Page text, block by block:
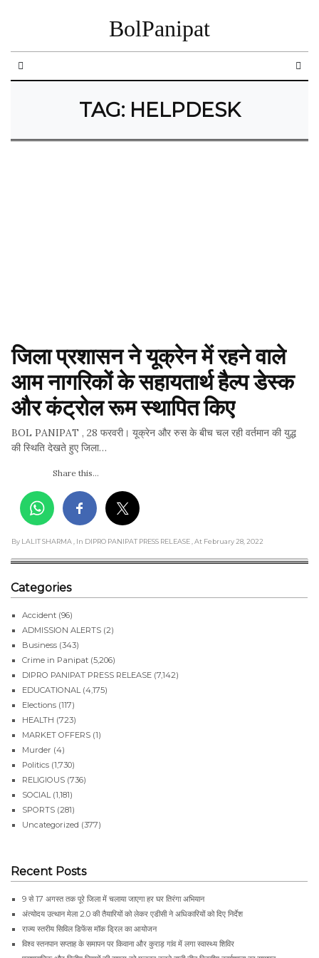
BolPanipat
TAG: HELPDESK
जिला प्रशासन ने यूक्रेन में रहने वाले
आम नागरिकों के सहायतार्थ हैल्प डेस्क
और कंट्रोल रूम स्थापित किए
BOL PANIPAT , 28 फरवरी। यूक्रेन और रुस के बीच चल रही वर्तमान की युद्ध
की स्थिति देखते हुए जिला…
Share this...
By LALIT SHARMA , In DIPRO PANIPAT PRESS RELEASE , At February 28, 2022
Categories
Accident (96)
ADMISSION ALERTS (2)
Business (343)
Crime in Panipat (5,206)
DIPRO PANIPAT PRESS RELEASE (7,142)
EDUCATIONAL (4,175)
Elections (117)
HEALTH (723)
MARKET OFFERS (1)
Murder (4)
Politics (1,730)
RELIGIOUS (736)
SOCIAL (1,181)
SPORTS (281)
Uncategorized (377)
Recent Posts
9 से 17 अगस्त तक पूरे जिला में चलाया जाएगा हर घर तिरंगा अभियान
अंत्योदय उत्थान मेला 2.0 की तैयारियों को लेकर एडीसी ने अधिकारियों को दिए निर्देश
राज्य स्तरीय सिविल डिफेंस मॉक ड्रिल का आयोजन
विश्व स्तनपान सप्ताह के समापन पर किवाना और कुराड़ गांव में लगा स्वास्थ्य शिविर